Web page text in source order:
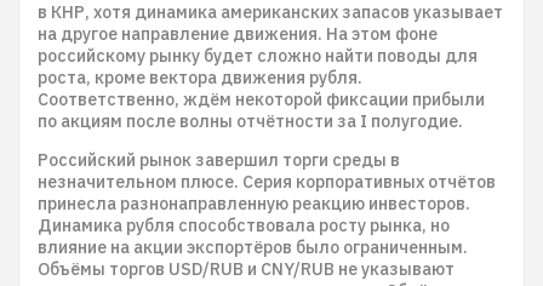
в КНР, хотя динамика американских запасов указывает
на другое направление движения. На этом фоне
российскому рынку будет сложно найти поводы для
роста, кроме вектора движения рубля.
Соответственно, ждём некоторой фиксации прибыли
по акциям после волны отчётности за I полугодие.
Российский рынок завершил торги среды в
незначительном плюсе. Серия корпоративных отчётов
принесла разнонаправленную реакцию инвесторов.
Динамика рубля способствовала росту рынка, но
влияние на акции экспортёров было ограниченным.
Объёмы торгов USD/RUB и CNY/RUB не указывают